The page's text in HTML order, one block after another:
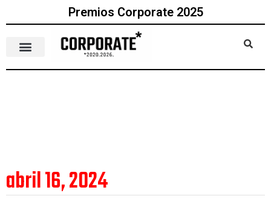
Premios Corporate 2025
abril 16, 2024